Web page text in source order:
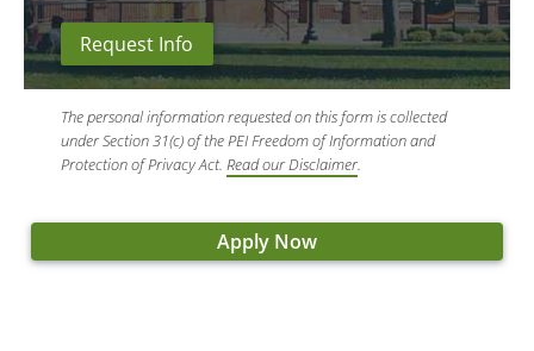
Request Info
The personal information requested on this form is collected
under Section 31(c) of the PEI Freedom of Information and
Protection of Privacy Act. Read our Disclaimer.
Apply Now